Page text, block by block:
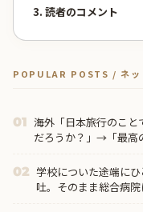
3. 読者のコメント
POPULAR POSTS / ネッ
01 海外「日本旅行のこと
だろうか？」→「最高
02 学校についた途端に
吐。そのまま総合病